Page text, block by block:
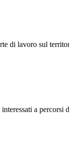
di lavoro sul
a